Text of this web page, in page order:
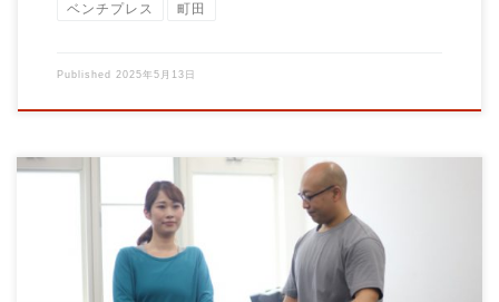
ベンチプレス 町田
Published 2025年5月13日
新生活スタート！新しい環境下で筋トレを習慣化するポイント